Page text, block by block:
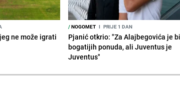
ne može igrati
/NOGOMET I PRIJE 1 DAN
Pjanić otkrio: "Za Alajbegovića je
bogatijih ponuda, ali Juventus je
Juventus"